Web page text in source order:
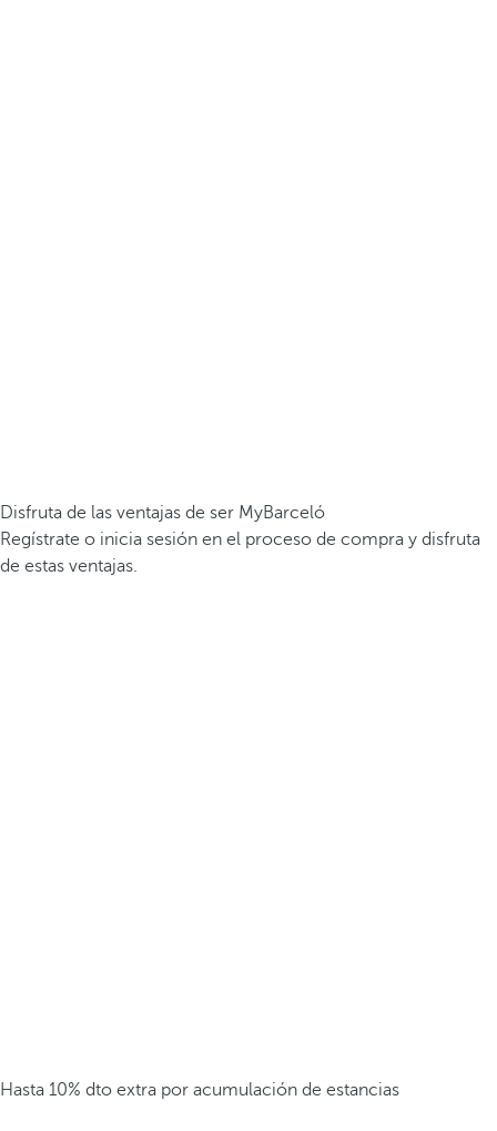
Disfruta de las ventajas de ser MyBarceló
Regístrate o inicia sesión en el proceso de compra y disfruta
de estas ventajas.
Hasta 10% dto extra por acumulación de estancias